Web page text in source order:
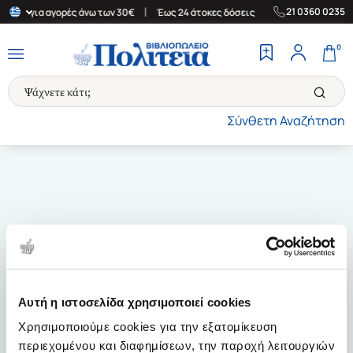
Αυτή η ιστοσελίδα χρησιμοποιεί cookies
Χρησιμοποιούμε cookies για την εξατομίκευση
περιεχομένου και διαφημίσεων, την παροχή λειτουργιών
για αγορές άνω των 30€ | Έως 24 άτοκες δόσεις | Δωρεάν
21 0360 0235
Σύνθετη Αναζήτηση
0